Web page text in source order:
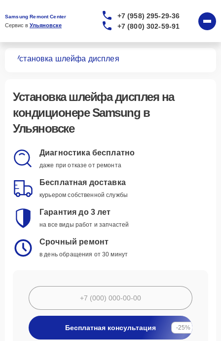
Samsung Remont Center
Сервис в Ульяновске
+7 (958) 295-29-36
+7 (800) 302-59-91
Установка шлейфа дисплея
Установка шлейфа дисплеяна
кондиционере Samsung в
Ульяновске
Диагностика бесплатно
даже при отказе от ремонта
Бесплатная доставка
курьером собственной службы
Гарантия до 3 лет
на все виды работ и запчастей
Срочный ремонт
в день обращения от 30 минут
Бесплатная консультация -25%